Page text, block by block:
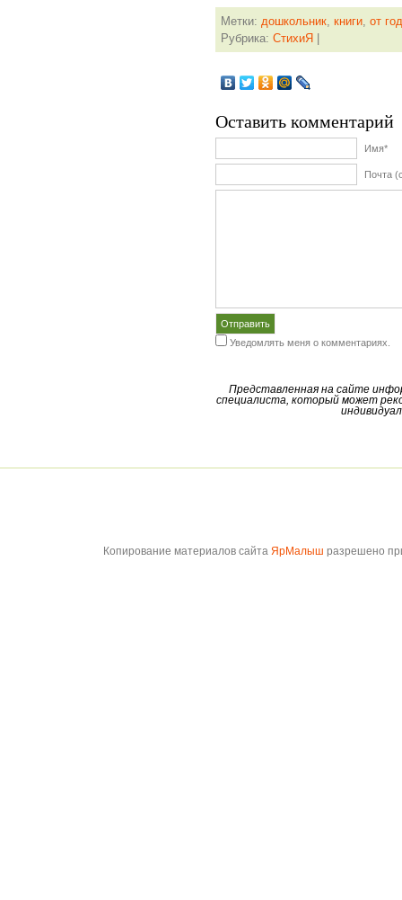
Метки: дошкольник, книги, от
Рубрика: СтихиЯ
Оставить комментарий
Имя*
Почта
Уведомлять меня о комментариях.
Представленная на сайте
специалиста, который может
Копирование материалов сайта ЯрМалыш разрешено